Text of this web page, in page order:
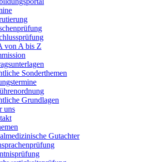
von A bis Z
Sonderthemen
Grundlagen
uns
Gutachter